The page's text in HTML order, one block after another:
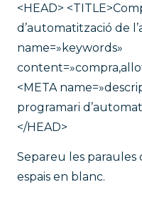
<HEAD>
d’automatització de
name=»keywords»
<META
programari
</HEAD>
Separeu les paraules
espais en blanc.